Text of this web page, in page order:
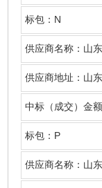
标包： N
供应商名称：山
供应商地址：山
中标（成交）金
标包： P
供应商名称：山